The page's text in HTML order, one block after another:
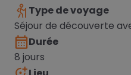
Type de voyage
Séjour de découverte
Durée
8 jours